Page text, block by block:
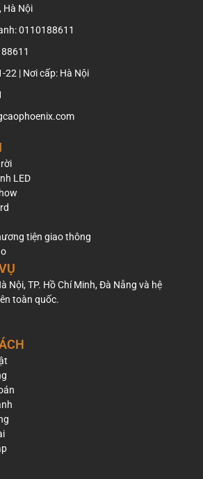
Hà Nội
0110188611
22 | Nơi cấp: Hà Nội
LED
tiện giao thông
Nội, TP. Hồ Chí Minh, Đà Nẵng và hệ
toàn quốc.